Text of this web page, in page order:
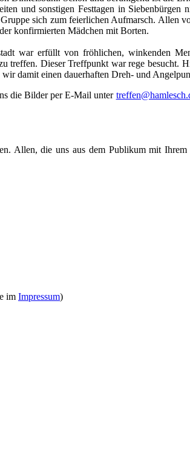
und sonstigen Festtagen in
sich zum feierlichen Aufmarsch. Allen
konfirmierten Mädchen mit Borten.
war erfüllt von fröhlichen, winkenden
treffen. Dieser Treffpunkt war rege besucht.
damit einen dauerhaften Dreh- und
die Bilder per E-Mail unter
Allen, die uns aus dem Publikum mit
im Impressum)